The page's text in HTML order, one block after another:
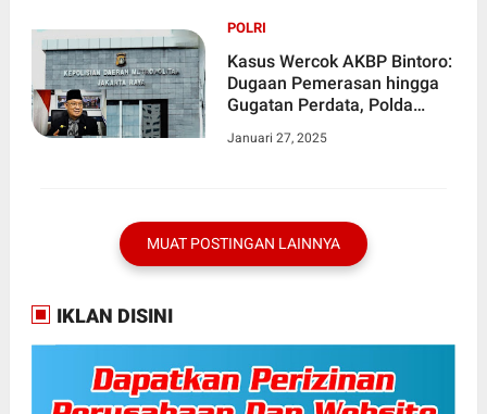
POLRI
Kasus Wercok AKBP Bintoro:
Dugaan Pemerasan hingga
Gugatan Perdata, Polda
Januari 27, 2025
MUAT POSTINGAN LAINNYA
IKLAN DISINI